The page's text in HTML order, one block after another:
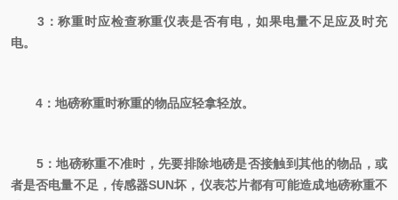
3：称重时应检查称重仪表是否有电，如果电量不足应及时充
电。
4：地磅称重时称重的物品应轻拿轻放。
5：地磅称重不准时，先要排除地磅是否接触到其他的物品，或
者是否电量不足，传感器SUN坏，仪表芯片都有可能造成地磅称重不